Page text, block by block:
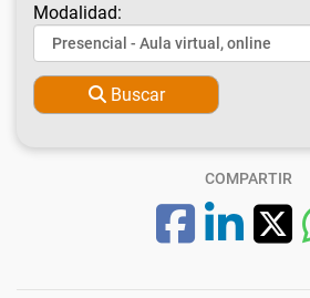
Modalidad:
Buscar
COMPARTIR